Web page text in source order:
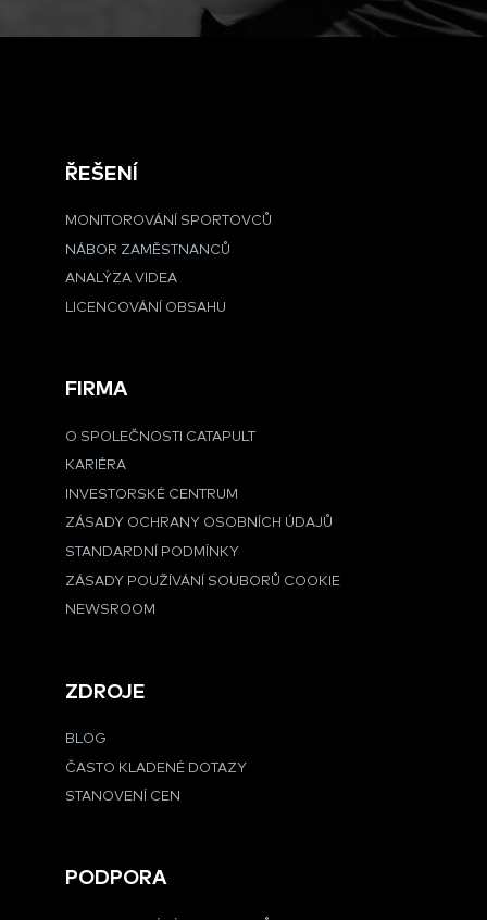
ŘEŠENÍ
MONITOROVÁNÍ SPORTOVCŮ
NÁBOR ZAMĚSTNANCŮ
ANALÝZA VIDEA
LICENCOVÁNÍ OBSAHU
FIRMA
O SPOLEČNOSTI CATAPULT
KARIÉRA
INVESTORSKÉ CENTRUM
ZÁSADY OCHRANY OSOBNÍCH ÚDAJŮ
STANDARDNÍ PODMÍNKY
ZÁSADY POUŽÍVÁNÍ SOUBORŮ COOKIE
NEWSROOM
ZDROJE
BLOG
ČASTO KLADENÉ DOTAZY
STANOVENÍ CEN
PODPORA